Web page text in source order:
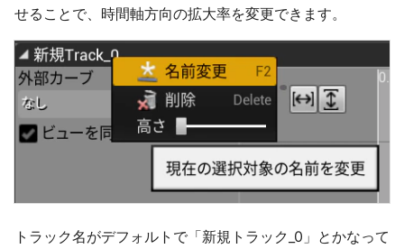
せることで、時間軸方向の拡大率を変更できます。
トラック名がデフォルトで「新規トラック_0」とかなって